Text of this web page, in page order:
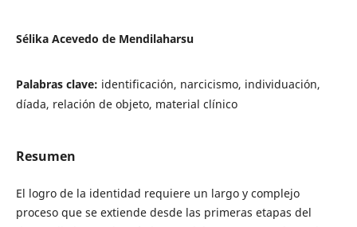
Sélika Acevedo de Mendilaharsu
Palabras clave: identificación, narcicismo, individuación,
díada, relación de objeto, material clínico
Resumen
El logro de la identidad requiere un largo y complejo
proceso que se extiende desde las primeras etapas del